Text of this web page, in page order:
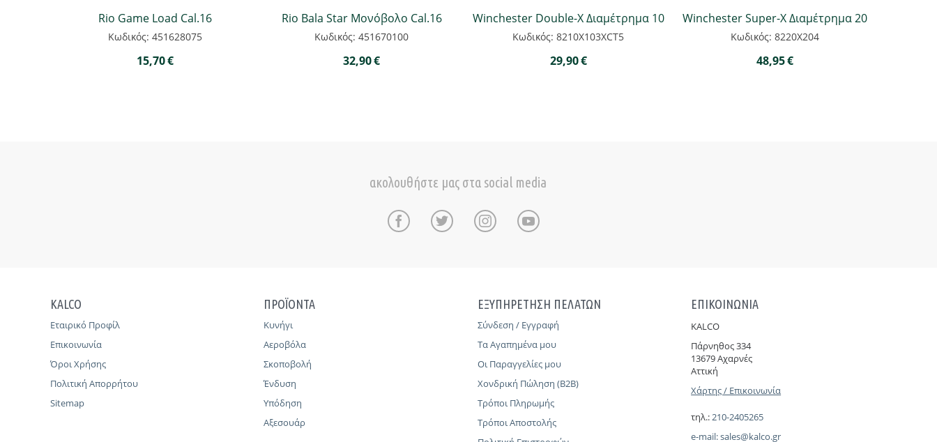
Rio Game Load Cal.16
Κωδικός: 451628075
15,70€
Rio Bala Star Μονόβολο Cal.16
Κωδικός: 451670100
32,90€
Winchester Double-X Διαμέτρημα 10
Κωδικός: 8210X103XCT5
29,90€
Winchester Super-X Διαμέτρημα 20
Κωδικός: 8220Χ204
48,95€
ακολουθήστε μας στα social media
KALCO
Εταιρικό Προφίλ
Επικοινωνία
Όροι Χρήσης
Πολιτική Απορρήτου
Sitemap
ΠΡΟΪΟΝΤΑ
Κυνήγι
Αεροβόλα
Σκοποβολή
Ένδυση
Υπόδηση
Αξεσουάρ
ΕΞΥΠΗΡΕΤΗΣΗ ΠΕΛΑΤΩΝ
Σύνδεση / Εγγραφή
Τα Αγαπημένα μου
Οι Παραγγελίες μου
Χονδρική Πώληση (B2B)
Τρόποι Πληρωμής
Τρόποι Αποστολής
ΕΠΙΚΟΙΝΩΝΙΑ
KALCO
Πάρνηθoς 334
13679 Αχαρνές
Αττική
Χάρτης / Επικοινωνία
τηλ.:210-2405265
e-mail:sales@kalco.gr